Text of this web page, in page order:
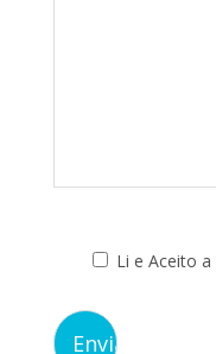
Li e Aceito a